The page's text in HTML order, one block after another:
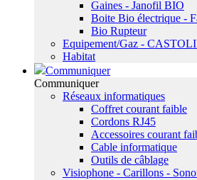
Gaines - Janofil BIO
Boite Bio électrique -
Bio Rupteur
Equipement/Gaz -
Habitat
Communiquer
Communiquer
Réseaux informatiques
Coffret courant faible
Cordons RJ45
Accessoires courant
Cable informatique
Outils de câblage
Visiophone - Carillons -